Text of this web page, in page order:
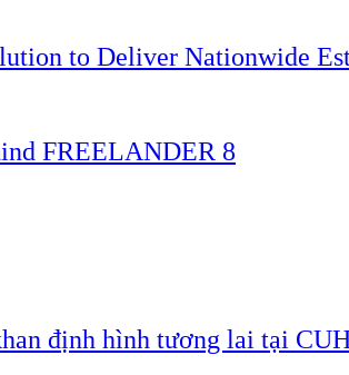
to Deliver Nationwide
FREELANDER 8
định hình tương lai tại